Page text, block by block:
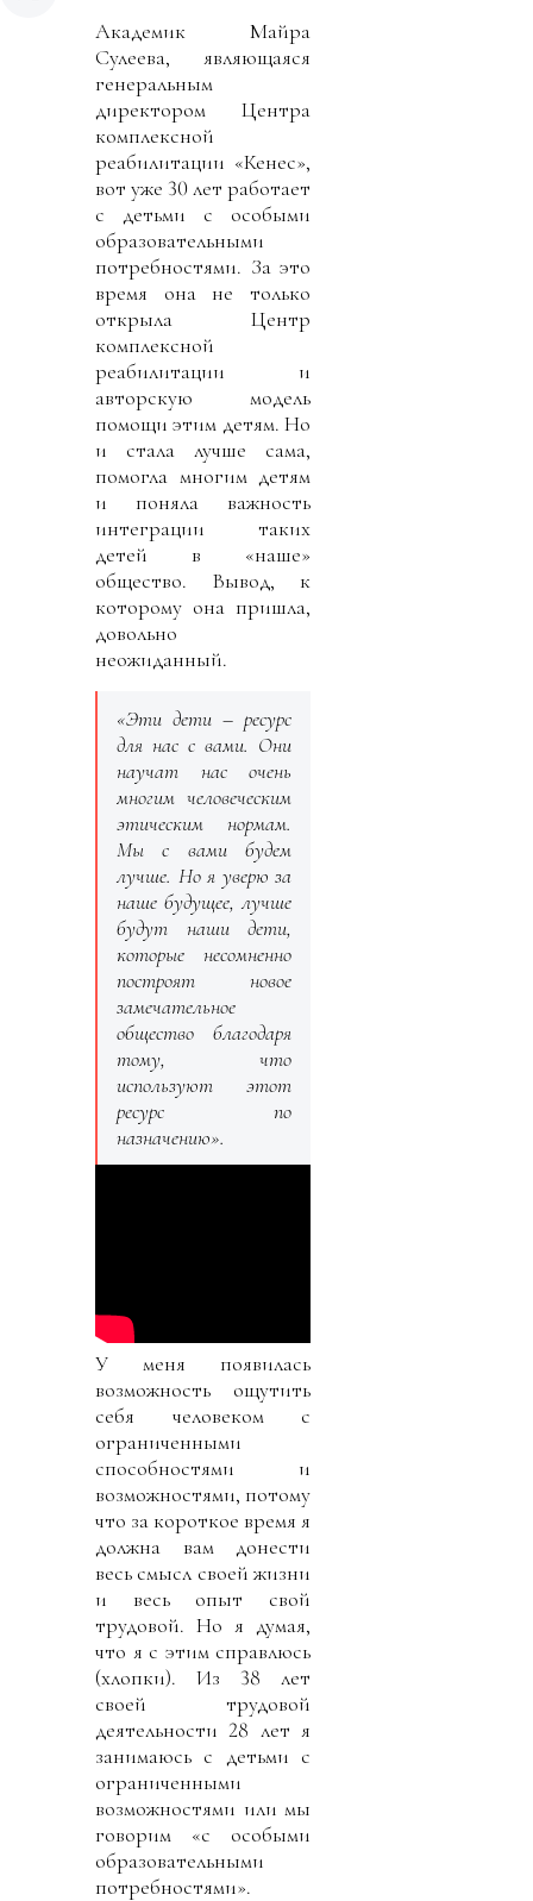
Академик Майра
Сулеева, являющаяся
генеральным
директором Центра
комплексной
реабилитации «Кенес»,
вот уже 30 лет работает
с детьми с особыми
образовательными
потребностями. За это
время она не только
открыла Центр
комплексной
реабилитации и
авторскую модель
помощи этим детям. Но
и стала лучше сама,
помогла многим детям
и поняла важность
интеграции таких
детей в «наше»
общество. Вывод, к
которому она пришла,
довольно
неожиданный.
«Эти дети – ресурс
для нас с вами. Они
научат нас очень
многим человеческим
этическим нормам.
Мы с вами будем
лучше. Но я уверю за
наше будущее, лучше
будут наши дети,
которые несомненно
построят новое
замечательное
общество благодаря
тому, что
используют этот
ресурс по
назначению».
У меня появилась
возможность ощутить
себя человеком с
ограниченными
способностями и
возможностями, потому
что за короткое время я
должна вам донести
весь смысл своей жизни
и весь опыт свой
трудовой. Но я думая,
что я с этим справлюсь
(хлопки). Из 38 лет
своей трудовой
деятельности 28 лет я
занимаюсь с детьми с
ограниченными
возможностями или мы
говорим «с особыми
образовательными
потребностями».